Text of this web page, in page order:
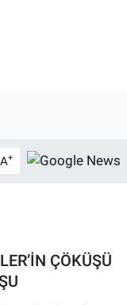
A+
ÇÖKÜŞÜ